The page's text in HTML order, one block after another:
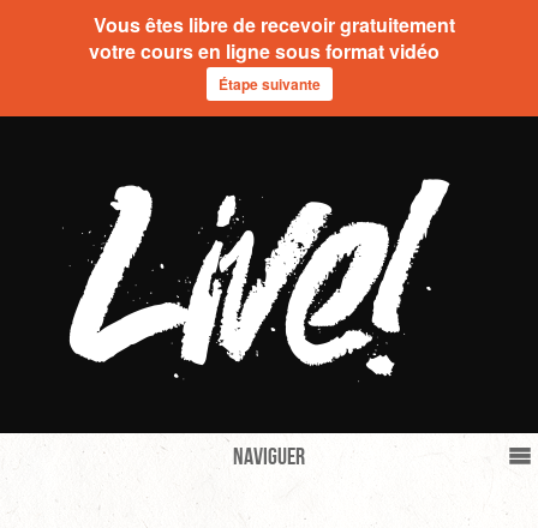
Naviguer
Vous êtes libre de recevoir gratuitement
votre cours en ligne sous format vidéo
Étape suivante